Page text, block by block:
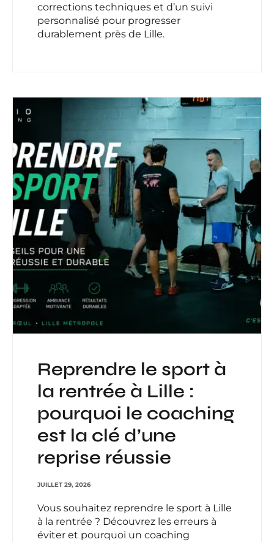
corrections techniques et d’un suivi
personnalisé pour progresser
durablement près de Lille.
Reprendre le sport à
la rentrée à Lille :
pourquoi le coaching
est la clé d’une
reprise réussie
JUILLET 29, 2026
Vous souhaitez reprendre le sport à Lille
à la rentrée ? Découvrez les erreurs à
éviter et pourquoi un coaching